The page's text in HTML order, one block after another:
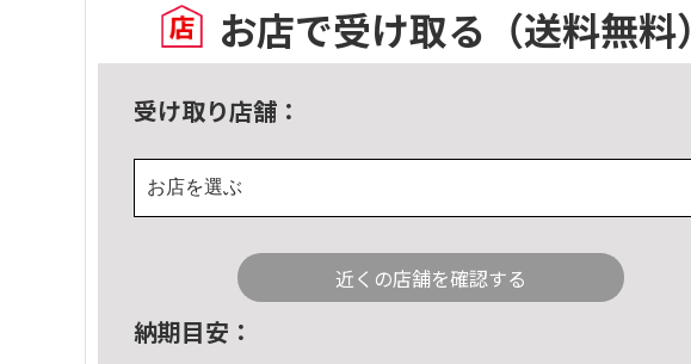
お店で受け取る （送料無料）
受け取り店舗：
お店を選ぶ
近くの店舗を確認する
納期目安：